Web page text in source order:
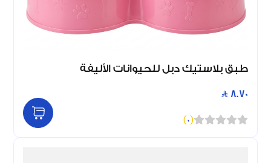
طبق بلاستيك دبل للحيوانات الأليفة
8.70
(
0
)